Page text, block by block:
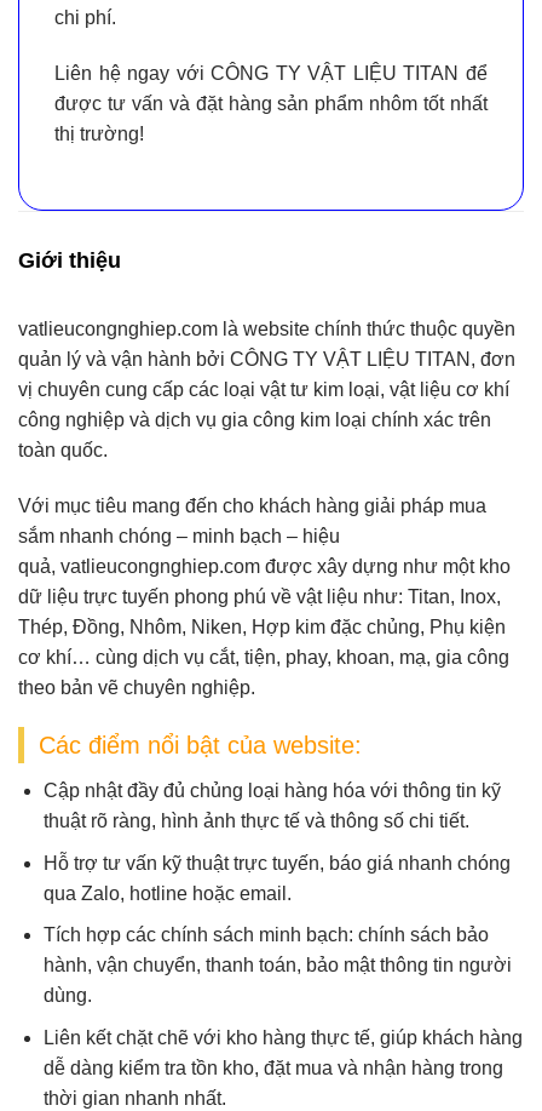
chi phí.
Liên hệ ngay với CÔNG TY VẬT LIỆU TITAN để
được tư vấn và đặt hàng sản phẩm nhôm tốt nhất
thị trường!
Giới thiệu
vatlieucongnghiep.com là website chính thức thuộc quyền
quản lý và vận hành bởi CÔNG TY VẬT LIỆU TITAN , đơn
vị chuyên cung cấp các loại vật tư kim loại, vật liệu cơ khí
công nghiệp và dịch vụ gia công kim loại chính xác trên
toàn quốc.
Với mục tiêu mang đến cho khách hàng giải pháp mua
sắm nhanh chóng – minh bạch – hiệu
quả, vatlieucongnghiep.com được xây dựng như một kho
dữ liệu trực tuyến phong phú về vật liệu như: Titan, Inox,
Thép, Đồng, Nhôm, Niken, Hợp kim đặc chủng, Phụ kiện
cơ khí… cùng dịch vụ cắt, tiện, phay, khoan, mạ, gia công
theo bản vẽ chuyên nghiệp.
Các điểm nổi bật của website:
Cập nhật đầy đủ chủng loại hàng hóa với thông tin kỹ
thuật rõ ràng, hình ảnh thực tế và thông số chi tiết.
Hỗ trợ tư vấn kỹ thuật trực tuyến, báo giá nhanh chóng
qua Zalo, hotline hoặc email.
Tích hợp các chính sách minh bạch: chính sách bảo
hành, vận chuyển, thanh toán, bảo mật thông tin người
dùng.
Liên kết chặt chẽ với kho hàng thực tế, giúp khách hàng
dễ dàng kiểm tra tồn kho, đặt mua và nhận hàng trong
thời gian nhanh nhất.